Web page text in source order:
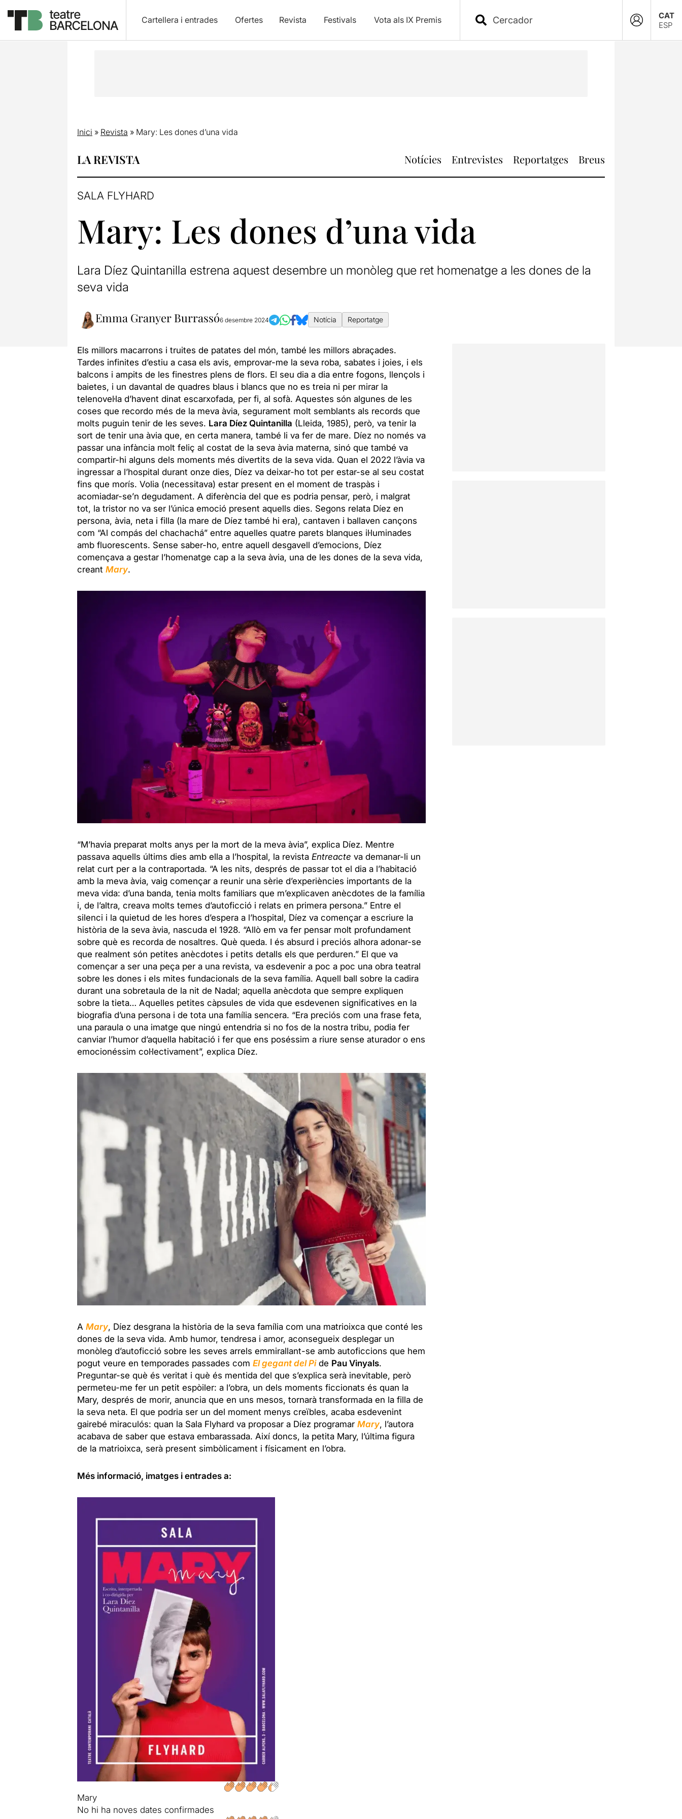
Cartellera i entrades Ofertes Revista Festivals Vota als IX Premis
CAT
ESP
Inici » Revista » Mary: Les dones d’una vida
LA REVISTA Notícies Entrevistes Reportatges Breus
SALA FLYHARD
Mary: Les dones d’una vida
Lara Díez Quintanilla estrena aquest desembre un monòleg que ret homenatge a les dones de la
seva vida
Emma Granyer Burrassó6 desembre 2024 Notícia Reportatge
Els millors macarrons i truites de patates del món, també les millors abraçades.
Tardes infinites d’estiu a casa els avis, emprovar-me la seva roba, sabates i joies, i els
balcons i ampits de les finestres plens de flors. El seu dia a dia entre fogons, llençols i
baietes, i un davantal de quadres blaus i blancs que no es treia ni per mirar la
telenovel·la d’havent dinat escarxofada, per fi, al sofà. Aquestes són algunes de les
coses que recordo més de la meva àvia, segurament molt semblants als records que
molts puguin tenir de les seves. Lara Díez Quintanilla (Lleida, 1985), però, va tenir la
sort de tenir una àvia que, en certa manera, també li va fer de mare. Díez no només va
passar una infància molt feliç al costat de la seva àvia materna, sinó que també va
compartir-hi alguns dels moments més divertits de la seva vida. Quan el 2022 l’àvia va
ingressar a l’hospital durant onze dies, Díez va deixar-ho tot per estar-se al seu costat
fins que morís. Volia (necessitava) estar present en el moment de traspàs i
acomiadar-se’n degudament. A diferència del que es podria pensar, però, i malgrat
tot, la tristor no va ser l’única emoció present aquells dies. Segons relata Díez en
persona, àvia, neta i filla (la mare de Díez també hi era), cantaven i ballaven cançons
com “Al compás del chachachá” entre aquelles quatre parets blanques il·luminades
amb fluorescents. Sense saber-ho, entre aquell desgavell d’emocions, Díez
començava a gestar l’homenatge cap a la seva àvia, una de les dones de la seva vida,
creant Mary.
“M’havia preparat molts anys per la mort de la meva àvia”, explica Díez. Mentre
passava aquells últims dies amb ella a l’hospital, la revista Entreacte va demanar-li un
relat curt per a la contraportada. “A les nits, després de passar tot el dia a l’habitació
amb la meva àvia, vaig començar a reunir una sèrie d’experiències importants de la
meva vida: d’una banda, tenia molts familiars que m’explicaven anècdotes de la família
i, de l’altra, creava molts temes d’autoficció i relats en primera persona.” Entre el
silenci i la quietud de les hores d’espera a l’hospital, Díez va començar a escriure la
història de la seva àvia, nascuda el 1928. “Allò em va fer pensar molt profundament
sobre què es recorda de nosaltres. Què queda. I és absurd i preciós alhora adonar-se
que realment són petites anècdotes i petits detalls els que perduren.” El que va
començar a ser una peça per a una revista, va esdevenir a poc a poc una obra teatral
sobre les dones i els mites fundacionals de la seva família. Aquell ball sobre la cadira
durant una sobretaula de la nit de Nadal; aquella anècdota que sempre expliquen
sobre la tieta… Aquelles petites càpsules de vida que esdevenen significatives en la
biografia d’una persona i de tota una família sencera. “Era preciós com una frase feta,
una paraula o una imatge que ningú entendria si no fos de la nostra tribu, podia fer
canviar l’humor d’aquella habitació i fer que ens poséssim a riure sense aturador o ens
emocionéssim col·lectivament”, explica Díez.
A Mary, Díez desgrana la història de la seva família com una matrioixca que conté les
dones de la seva vida. Amb humor, tendresa i amor, aconsegueix desplegar un
monòleg d’autoficció sobre les seves arrels emmirallant-se amb autoficcions que hem
pogut veure en temporades passades com El gegant del Pi de Pau Vinyals.
Preguntar-se què és veritat i què és mentida del que s’explica serà inevitable, però
permeteu-me fer un petit espòiler: a l’obra, un dels moments ficcionats és quan la
Mary, després de morir, anuncia que en uns mesos, tornarà transformada en la filla de
la seva neta. El que podria ser un del moment menys creïbles, acaba esdevenint
gairebé miraculós: quan la Sala Flyhard va proposar a Díez programar Mary, l’autora
acabava de saber que estava embarassada. Així doncs, la petita Mary, l’última figura
de la matrioixca, serà present simbòlicament i físicament en l’obra.
Més informació, imatges i entrades a:
Mary
No hi ha noves dates confirmades